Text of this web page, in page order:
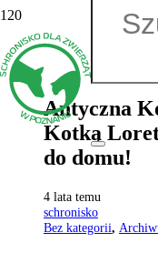
Antyczna
Kotką
do domu!
4 lata temu
schronisko
Bez kategorii,